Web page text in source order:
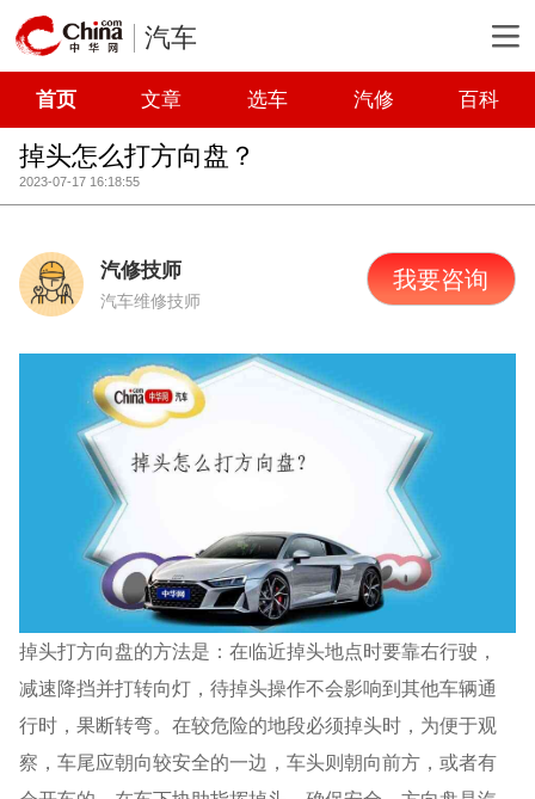
汽车
首页 文章 选车 汽修 百科
掉头怎么打方向盘？
2023-07-17 16:18:55
汽修技师
汽车维修技师
我要咨询
掉头打方向盘的方法是：在临近掉头地点时要靠右行驶，
减速降挡并打转向灯，待掉头操作不会影响到其他车辆通
行时，果断转弯。在较危险的地段必须掉头时，为便于观
察，车尾应朝向较安全的一边，车头则朝向前方，或者有